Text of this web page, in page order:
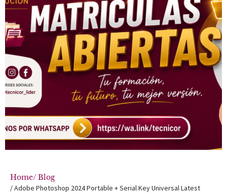
Home/ Blog
/ Adobe Photoshop 2024 Portable + Serial Key Universal Latest